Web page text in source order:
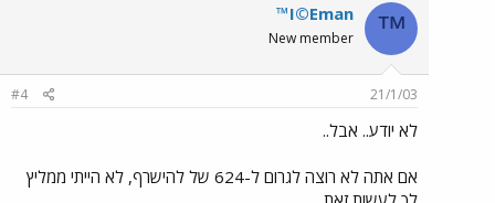
™
™I©Eman
New member
21/1/03
#4
לא יודע.. אבל..
אם אתה לא רוצה לגרום ל-624 של להישרף, לא הייתי ממליץ